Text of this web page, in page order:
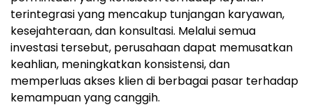
terintegrasi yang mencakup tunjangan karyawan,
kesejahteraan, dan konsultasi. Melalui semua
investasi tersebut, perusahaan dapat memusatkan
keahlian, meningkatkan konsistensi, dan
memperluas akses klien di berbagai pasar terhadap
kemampuan yang canggih.